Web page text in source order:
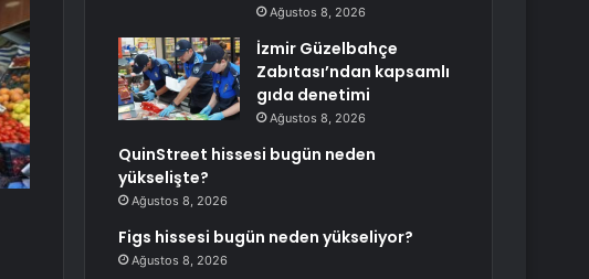
Ağustos 8, 2026
İzmir Güzelbahçe
Zabıtası’ndan kapsamlı
gıda denetimi
Ağustos 8, 2026
QuinStreet hissesi bugün neden
yükselişte?
Ağustos 8, 2026
Figs hissesi bugün neden yükseliyor?
Ağustos 8, 2026